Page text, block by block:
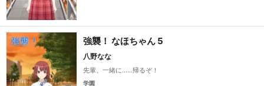
強襲！ なほちゃん 5
八野なな
先輩、一緒に……帰るぞ！
学園